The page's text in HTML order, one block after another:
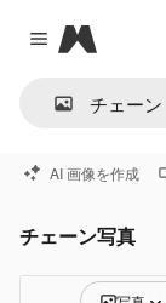
Close menu
Magnific
AI 画像を作成
チェーン写真